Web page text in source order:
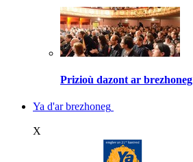
Prizioù dazont ar brezhoneg
Ya d'ar brezhoneg
X